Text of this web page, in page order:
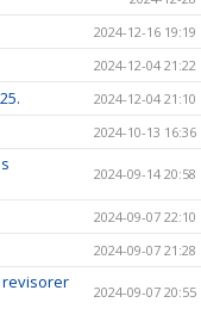
2024-12-16 19:19
2024-12-04 21:22
2024-12-04 21:10
2024-10-13 16:36
2024-09-14 20:58
2024-09-07 22:10
2024-09-07 21:28
revisorer
2024-09-07 20:55